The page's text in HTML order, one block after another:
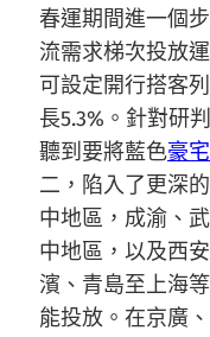
春運期間進一個
流需求梯次投放
可設定開行搭客
長5.3%。針對研
聽到要將藍色豪
二，陷入了更深
中地區，成渝、
中地區，以及西
濱、青島至上海
能投放。在京廣